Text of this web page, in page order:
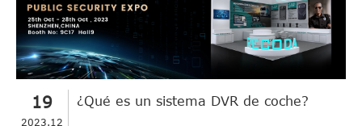
19
2023.12
¿Qué es un sistema DVR de coche?